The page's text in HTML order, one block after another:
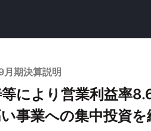
期決算説明
により営業利益率
事業への集中投資を